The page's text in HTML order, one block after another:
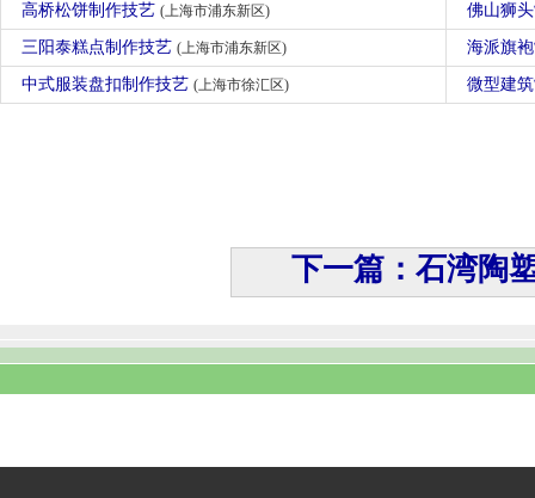
高桥松饼制作技艺 (上海市浦东新区) 佛山狮
三阳泰糕点制作技艺 (上海市浦东新区) 海派旗
中式服装盘扣制作技艺 (上海市徐汇区) 微型建
下一篇：石湾陶